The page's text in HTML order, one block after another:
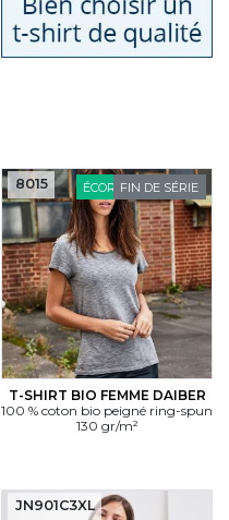
ÉCORESPONSABLE
FIN DE SÉRIE
T-SHIRT BIO FEMME DAIBER
100 % coton bio peigné ring-spun
130 gr/m²
8015
JN901C3XL